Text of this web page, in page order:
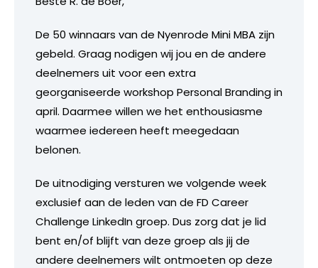
De 50 winnaars van de Nyenrode Mini MBA zijn
gebeld. Graag nodigen wij jou en de andere
deelnemers uit voor een extra
georganiseerde workshop Personal Branding in
april. Daarmee willen we het enthousiasme
waarmee iedereen heeft meegedaan
belonen.
De uitnodiging versturen we volgende week
exclusief aan de leden van de FD Career
Challenge LinkedIn groep. Dus zorg dat je lid
bent en/of blijft van deze groep als jij de
andere deelnemers wilt ontmoeten op deze